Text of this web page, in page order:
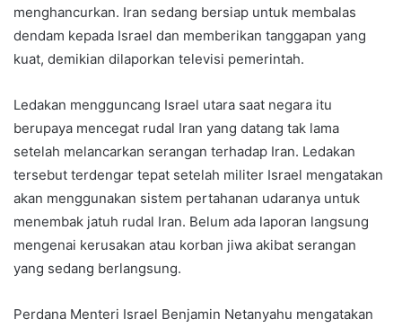
menghancurkan. Iran sedang bersiap untuk membalas
dendam kepada Israel dan memberikan tanggapan yang
kuat, demikian dilaporkan televisi pemerintah.
Ledakan mengguncang Israel utara saat negara itu
berupaya mencegat rudal Iran yang datang tak lama
setelah melancarkan serangan terhadap Iran. Ledakan
tersebut terdengar tepat setelah militer Israel mengatakan
akan menggunakan sistem pertahanan udaranya untuk
menembak jatuh rudal Iran. Belum ada laporan langsung
mengenai kerusakan atau korban jiwa akibat serangan
yang sedang berlangsung.
Perdana Menteri Israel Benjamin Netanyahu mengatakan